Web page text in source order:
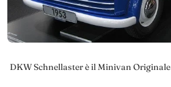
DKW Schnellaster è il Minivan Originale